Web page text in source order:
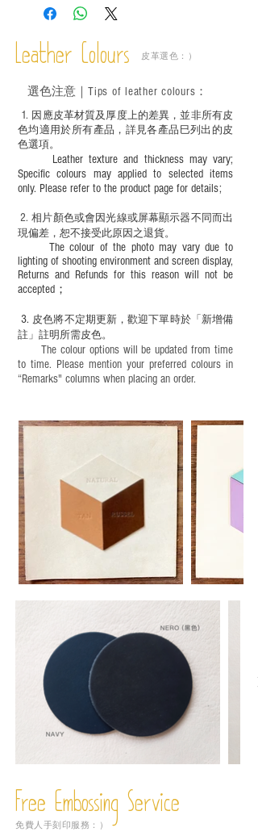
－ 此產品含有細小配件、尖銳物件，恕不
必須由成年人陪同下使用並應小心處理。
Leather Colours 皮革選色：）
1. ​ 因應皮革材質及厚度上的差異，並非所有皮
色均適用於所有產品，詳見各產品巳列出的皮
色選項。
Leather texture and thickness may vary;
Specific colours may applied to selected items
only. Please refer to the product page for details;
​2.相片顏色或會因光線或屏幕顯示器不同而出
現偏差，恕不接受此原因之退貨。
The colour of the photo may vary due to
lighting of shooting environment and screen display,
Returns and Refunds for this reason will not be
accepted；
3. 皮色將不定期更新，歡迎下單時於「新增備
註」註明 所需皮色。
The colour options will be updated from time
to time. Please mention your preferred colours in
“Remarks" columns when placing an order.
選色注意｜ Tips of leather colours ：
Free Embossing Service
免費人手刻印服務：）